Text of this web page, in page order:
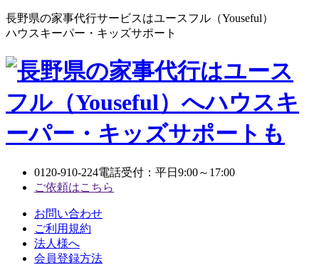
長野県の家事代行サービスはユースフル（Youseful）
ハウスキーパー・キッズサポート
0120-910-224電話受付：平日9:00～17:00
ご依頼はこちら
お問い合わせ
ご利用規約
法人様へ
会員登録方法